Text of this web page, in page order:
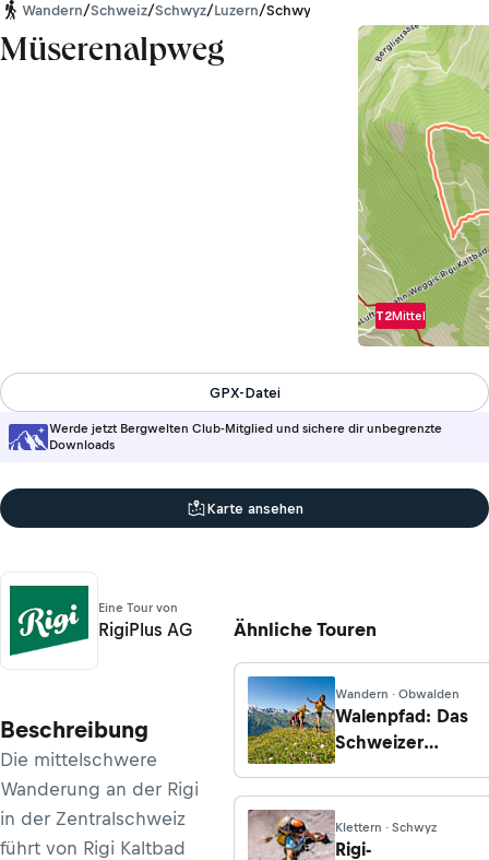
Wandern/Schweiz/Schwyz/Luzern/Schwyzer Alpen
Müserenalpweg
T2Mittel
Werde jetzt Bergwelten Club-Mitglied und sichere dir unbegrenzte
Downloads
GPX-Datei
Karte ansehen
Eine Tour von
RigiPlus AG
Beschreibung
Die mittelschwere
Wanderung an der Rigi
in der Zentralschweiz
führt von Rigi Kaltbad
Ähnliche Touren
Wandern · Obwalden
Walenpfad: Das
Schweizer
Klettern · Schwyz
Rigi-